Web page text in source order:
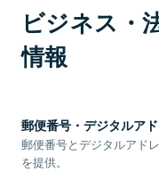
ビジネス・
情報
郵便番号・デジタルア
郵便番号とデジタルアド
を提供。